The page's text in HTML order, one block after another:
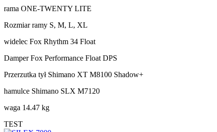
rama ONE-TWENTY LITE
Rozmiar ramy S, M, L, XL
widelec Fox Rhythm 34 Float
Damper Fox Performance Float DPS
Przerzutka tył Shimano XT M8100 Shadow+
hamulce Shimano SLX M7120
waga 14.47 kg
TEST